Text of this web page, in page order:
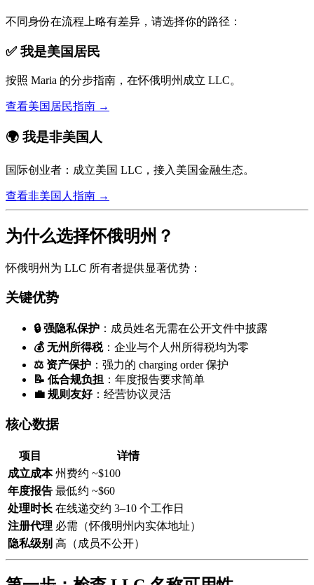
不同身份在流程上略有差异，请选择你的路径：
✅ 我是美国居民
按照 Maria 的分步指南，在怀俄明州成立 LLC。
查看美国居民指南 →
🌍 我是非美国人
国际创业者：成立美国 LLC，接入美国金融生态。
查看非美国人指南 →
为什么选择怀俄明州？
怀俄明州为 LLC 所有者提供显著优势：
关键优势
🔒 强隐私保护 ：成员姓名无需在公开文件中披露
💰 无州所得税：企业与个人州所得税均为零
⚖️ 资产保护 ：强力的 charging order 保护
📝 低合规负担 ：年度报告要求简单
💼 规则友好：经营协议灵活
核心数据
项目
详情
成立成本 州费约 ~$100
年度报告 最低约 ~$60
处理时长 在线递交约 3–10 个工作日
注册代理 必需（怀俄明州内实体地址）
隐私级别 高（成员不公开）